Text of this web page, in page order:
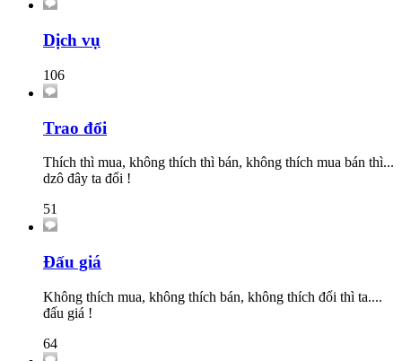
Dịch vụ
106
Trao đổi
Thích thì mua, không thích thì bán, không thích mua bán thì...
dzô đây ta đổi !
51
Đấu giá
Không thích mua, không thích bán, không thích đổi thì ta....
đấu giá !
64